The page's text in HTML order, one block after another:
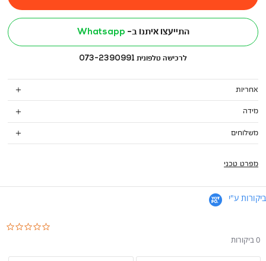
התייעצו איתנו ב- Whatsapp
לרכישה טלפונית 073-2390991
אחריות
מידה
משלוחים
מפרט טכני
ביקורות ע"י
0 ביקורות